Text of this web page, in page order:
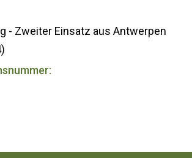
- Zweiter Einsatz aus Antwerpen